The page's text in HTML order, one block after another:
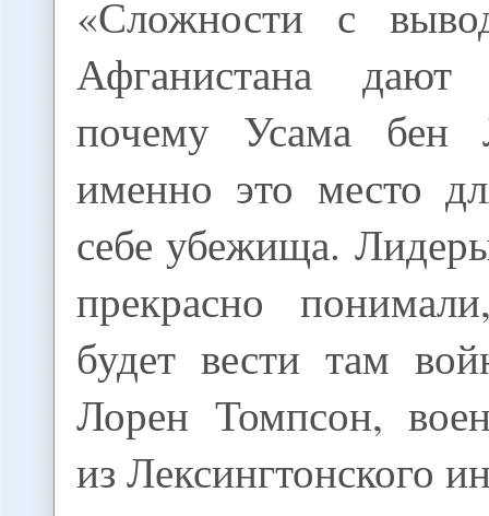
«Сложности с
Афганистана
почему Усама бен
именно это место
себе убежища.
прекрасно
будет вести там
Лорен Томпсон,
из Лексингтонского